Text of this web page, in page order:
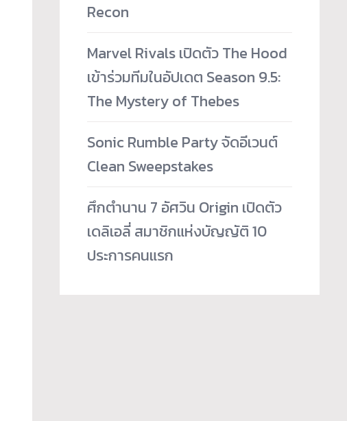
Recon
Marvel Rivals เปิดตัว The Hood
เข้าร่วมทีมในอัปเดต Season 9.5:
The Mystery of Thebes
Sonic Rumble Party จัดอีเวนต์
Clean Sweepstakes
ศึกตำนาน 7 อัศวิน Origin เปิดตัว
เดลิเอลี่ สมาชิกแห่งบัญญัติ 10
ประการคนแรก